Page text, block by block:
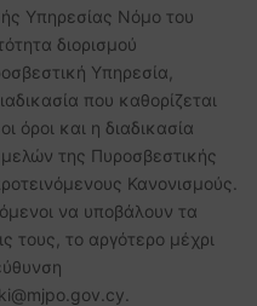
Υπηρεσίας Νόμο του
διορισμού
Υπηρεσία,
που καθορίζεται
όροι και η διαδικασία
της Πυροσβεστικής
Κανονισμούς.
να υποβάλουν τα
τους, το αργότερο μέχρι